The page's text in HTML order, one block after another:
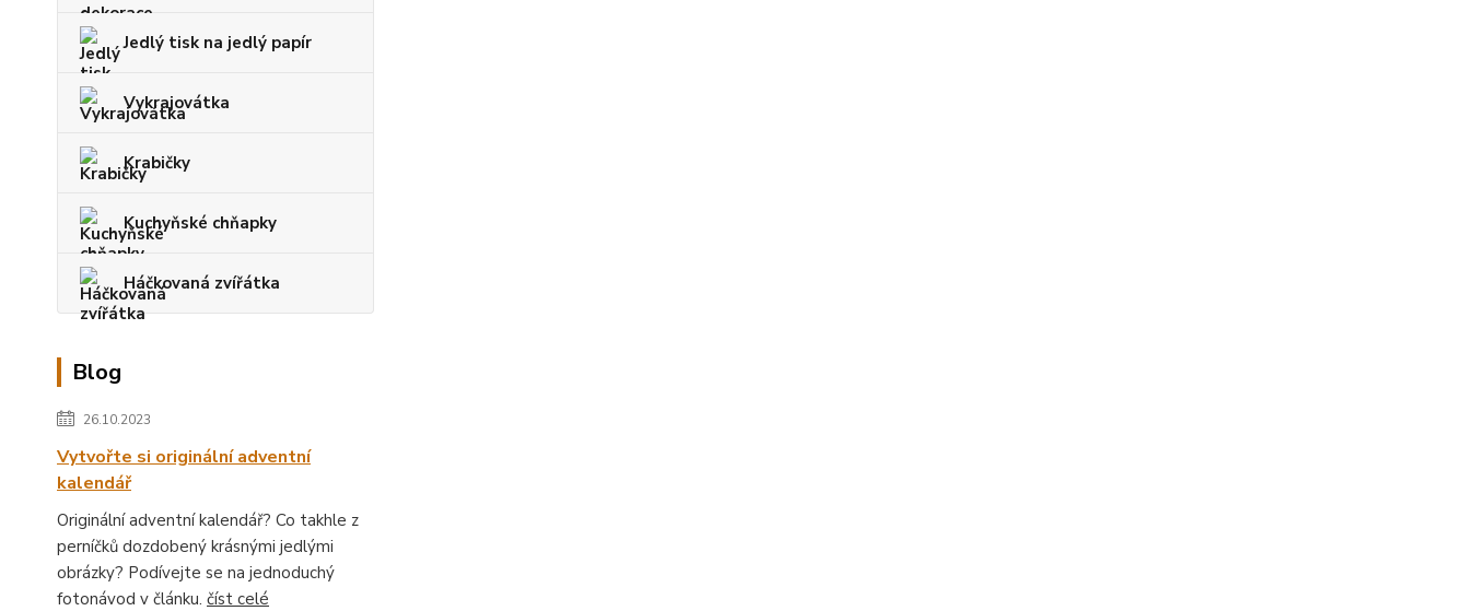
Jedlý tisk na jedlý papír
Vykrajovátka
Krabičky
Kuchyňské chňapky
Háčkovaná zvířátka
Blog
26.10.2023
Vytvořte si originální adventní
kalendář
Originální adventní kalendář? Co takhle z
perníčků dozdobený krásnými jedlými
obrázky? Podívejte se na jednoduchý
fotonávod v článku. číst celé